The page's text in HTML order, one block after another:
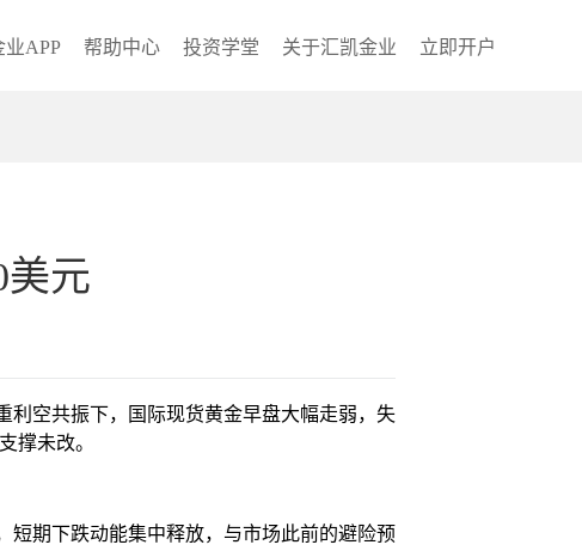
业APP 帮助中心 投资学堂 关于汇凯金业 立即开户
元
利空共振下，国际现货黄金早盘大幅走弱，失
撑未改。
短期下跌动能集中释放，与市场此前的避险预